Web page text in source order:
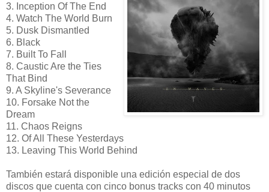
3. Inception Of The End
4. Watch The World Burn
5. Dusk Dismantled
6. Black
7. Built To Fall
8. Caustic Are the Ties
That Bind
9. A Skyline's Severance
10. Forsake Not the
Dream
11. Chaos Reigns
12. Of All These Yesterdays
13. Leaving This World Behind
También estará disponible una edición especial de dos
discos que cuenta con cinco bonus tracks con 40 minutos